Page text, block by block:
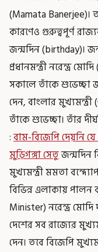
(Mamata Banerjee)।
কারণেও গুরুত্বপূর্ণ
জন্মদিন (birthday)।
প্রধানমন্ত্রী নরেন্দ্র
সকালে তাঁকে শুভেচ্ছা
দেন, বাংলার
তাঁকে শুভেচ্ছা। তাঁর
:বাম-বিজেপি দেয়নি
মুড়িগঙ্গা সেতুজন্মদিন
মুখ্যমন্ত্রী মমতা
বিভিন্ন এলাকায় পালন
Minister) নরেন্দ্র
দেশের সব রাজ্যের
দেন। তবে বিজেপি